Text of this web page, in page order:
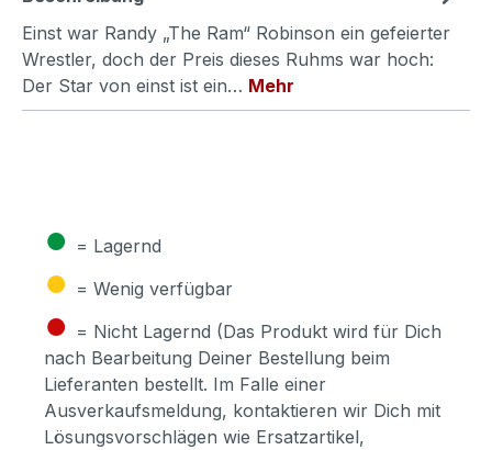
Einst war Randy „The Ram“ Robinson ein gefeierter
Wrestler, doch der Preis dieses Ruhms war hoch:
Der Star von einst ist ein… Mehr
● = Lagernd
● = Wenig verfügbar
● = Nicht Lagernd (Das Produkt wird für Dich
nach Bearbeitung Deiner Bestellung beim
Lieferanten bestellt. Im Falle einer
Ausverkaufsmeldung, kontaktieren wir Dich mit
Lösungsvorschlägen wie Ersatzartikel,